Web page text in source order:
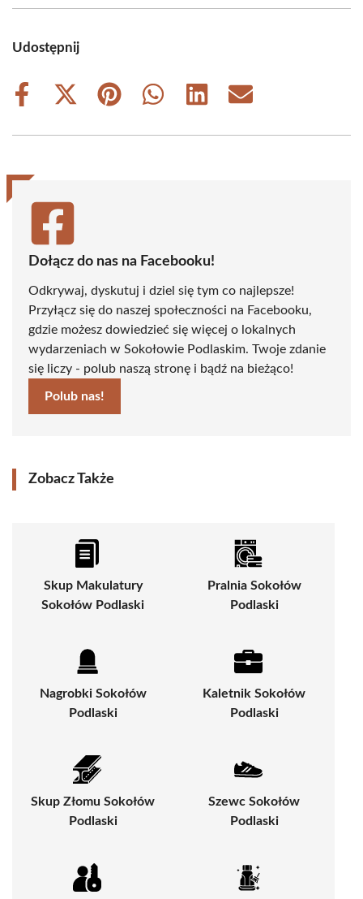
Udostępnij
Share
Share
(Twitter)
Share
Share
Share
Share
Dołącz do nas na Facebooku!
Odkrywaj, dyskutuj i dziel się tym co najlepsze!
Przyłącz się do naszej społeczności na Facebooku,
gdzie możesz dowiedzieć się więcej o lokalnych
wydarzeniach w Sokołowie Podlaskim. Twoje zdanie
się liczy - polub naszą stronę i bądź na bieżąco!
Polub nas!
Zobacz Także
Skup Makulatury
Sokołów Podlaski
Pralnia Sokołów
Podlaski
Nagrobki Sokołów
Podlaski
Kaletnik Sokołów
Podlaski
Skup Złomu Sokołów
Podlaski
Szewc Sokołów
Podlaski